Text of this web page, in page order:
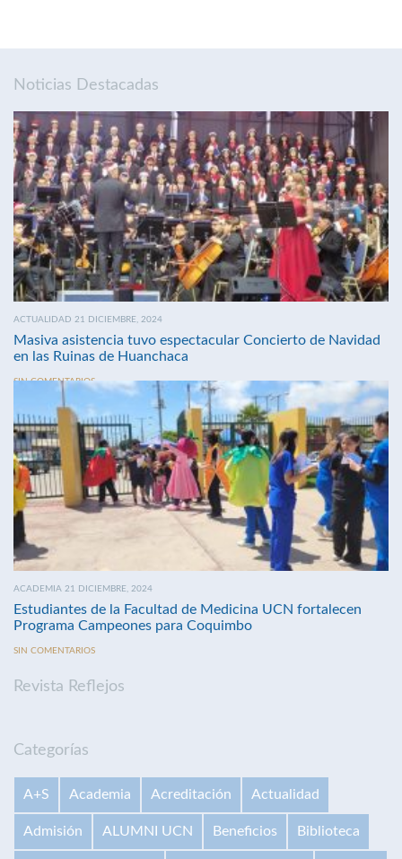
Noticias Destacadas
ACTUALIDAD 21 DICIEMBRE, 2024
Masiva asistencia tuvo espectacular Concierto de Navidad
en las Ruinas de Huanchaca
SIN COMENTARIOS
ACADEMIA 21 DICIEMBRE, 2024
Estudiantes de la Facultad de Medicina UCN fortalecen
Programa Campeones para Coquimbo
SIN COMENTARIOS
Revista Reflejos
Categorías
A+S Academia Acreditación Actualidad
Admisión ALUMNI UCN Beneficios Biblioteca